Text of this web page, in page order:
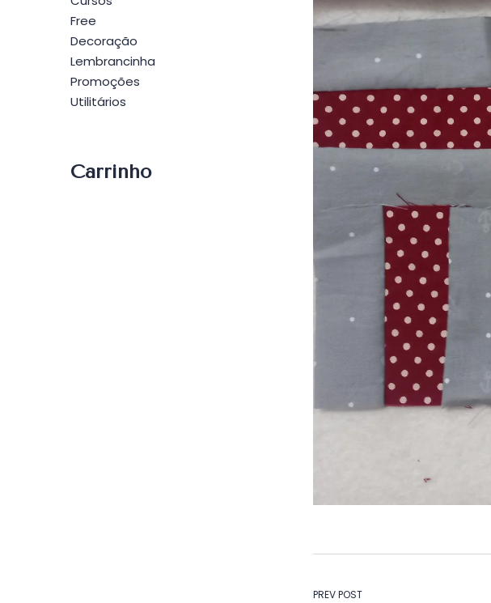
PREV POST
Free
Decoração
Lembrancinha
Promoções
Utilitários
Carrinho